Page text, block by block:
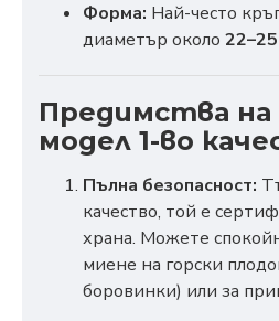
Форма: Най-често
диаметър около
Предимства на
модел 1-во
Пълна безопасност:
качество, той е
храна. Можете
миене на горски
боровинки) или за